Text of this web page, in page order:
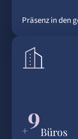
Präsenz in den
+9
Büros